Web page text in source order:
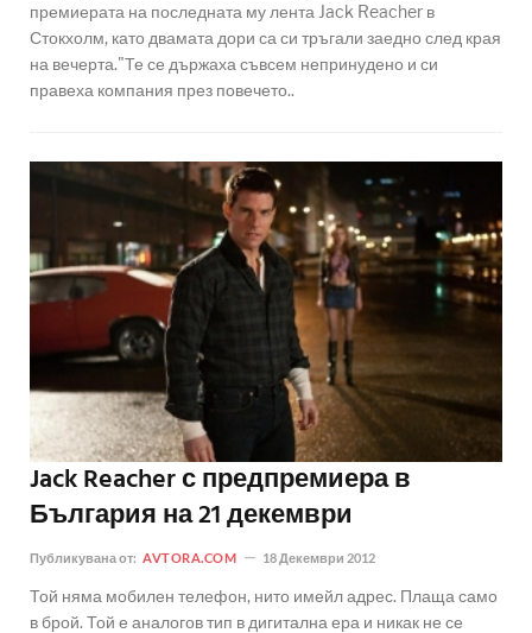
премиерата на последната му лента Jack Reacher в
Стокхолм, като двамата дори са си тръгали заедно след края
на вечерта."Те се държаха съвсем непринудено и си
правеха компания през повечето..
Jack Reacher с предпремиера в
България на 21 декември
Публикувана от: AVTORA.COM 18 Декември 2012
Той няма мобилен телефон, нито имейл адрес. Плаща само
в брой. Той е аналогов тип в дигитална ера и никак не се